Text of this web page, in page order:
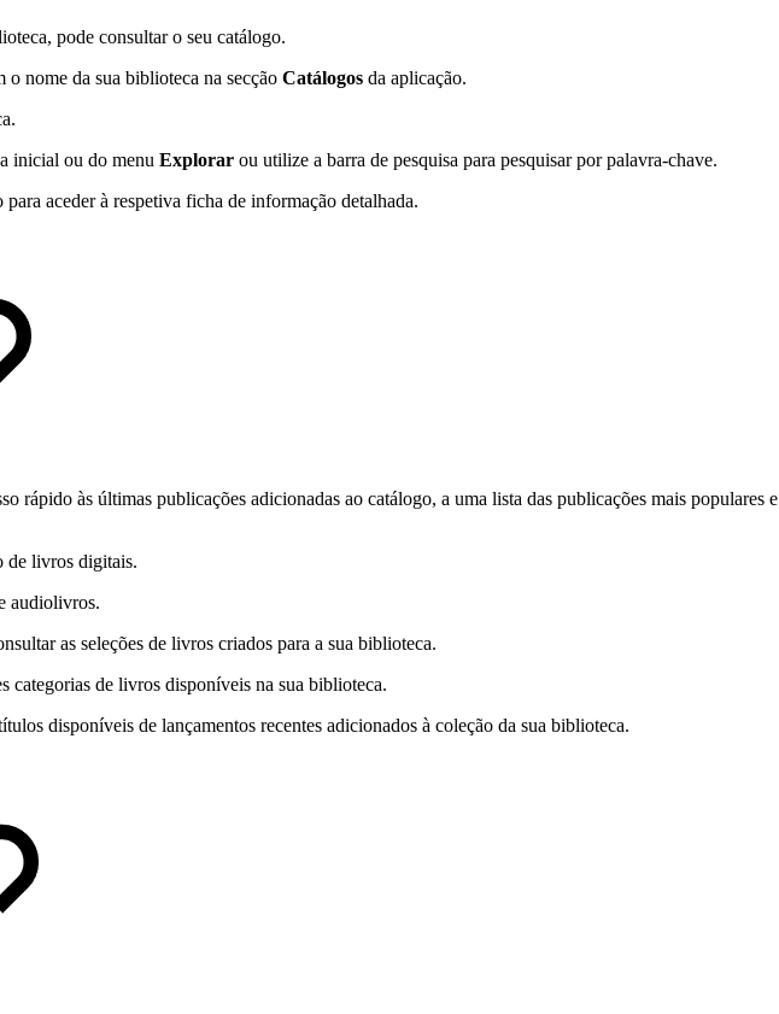
pode consultar o seu catálogo.
nome da sua biblioteca na secção Catálogos da aplicação.
inicial ou do menu Explorar ou utilize a barra de pesquisa para pesquisar por palavra-chave.
aceder à respetiva ficha de informação detalhada.
rápido às últimas publicações adicionadas ao catálogo, a uma lista das publicações mais populares
de livros digitais.
audiolivros.
as seleções de livros criados para a sua biblioteca.
categorias de livros disponíveis na sua biblioteca.
disponíveis de lançamentos recentes adicionados à coleção da sua biblioteca.